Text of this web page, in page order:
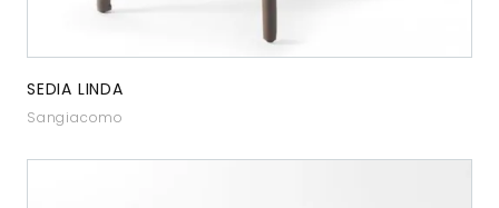
SEDIA LINDA
Sangiacomo